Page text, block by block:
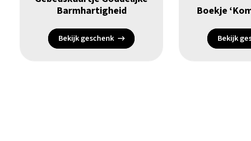
Barmhartigheid
Bekijk geschenk
Boekje
Bekijk